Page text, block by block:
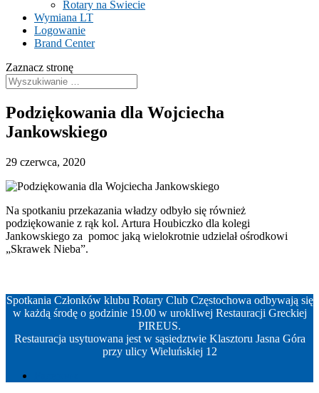
Rotary na Świecie
Wymiana LT
Logowanie
Brand Center
Zaznacz stronę
Podziękowania dla Wojciecha
Jankowskiego
29 czerwca, 2020
Na spotkaniu przekazania władzy odbyło się również
podziękowanie z rąk kol. Artura Houbiczko dla kolegi
Jankowskiego za pomoc jaką wielokrotnie udzielał ośrodkowi
„Skrawek Nieba”.
Spotkania Członków klubu Rotary Club Częstochowa odbywają się
w każdą środę o godzinie 19.00 w urokliwej Restauracji Greckiej
PIREUS.
Restauracja usytuowana jest w sąsiedztwie Klasztoru Jasna Góra
przy ulicy Wieluńskiej 12